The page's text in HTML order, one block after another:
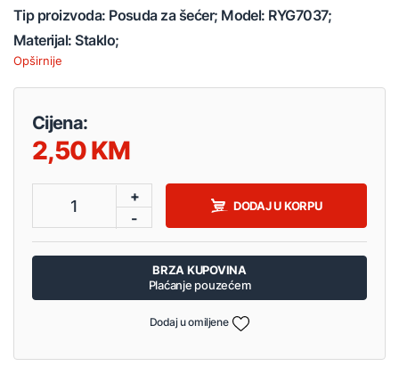
Tip proizvoda: Posuda za šećer; Model: RYG7037;
Materijal: Staklo;
Opširnije
Cijena:
2,50
1
+
-
DODAJ U KORPU
BRZA KUPOVINA
Plaćanje pouzećem
Dodaj u omiljene